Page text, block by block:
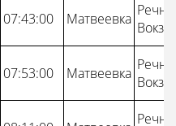
07:43:00 Матвеевка
07:53:00 Матвеевка